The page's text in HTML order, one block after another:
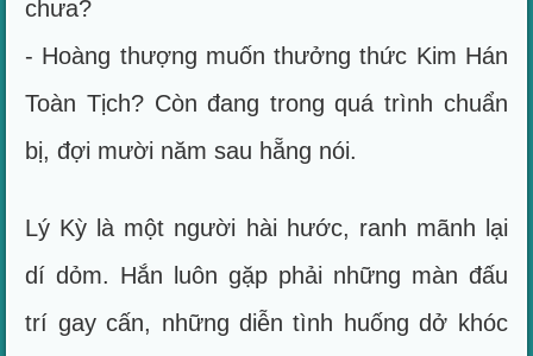
chưa?
- Hoàng thượng muốn thưởng thức Kim Hán
Toàn Tịch? Còn đang trong quá trình chuẩn
bị, đợi mười năm sau hẵng nói.
Lý Kỳ là một người hài hước, ranh mãnh lại
dí dỏm. Hắn luôn gặp phải những màn đấu
trí gay cấn, những diễn tình huống dở khóc